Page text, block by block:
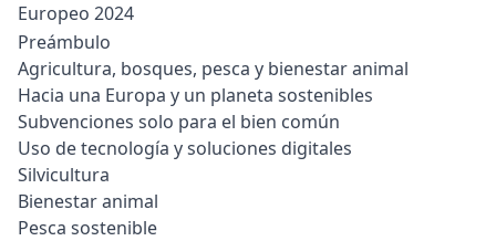
Europeo 2024
Preámbulo
Agricultura, bosques, pesca y bienestar animal
Hacia una Europa y un planeta sostenibles
Subvenciones solo para el bien común
Uso de tecnología y soluciones digitales
Silvicultura
Bienestar animal
Pesca sostenible